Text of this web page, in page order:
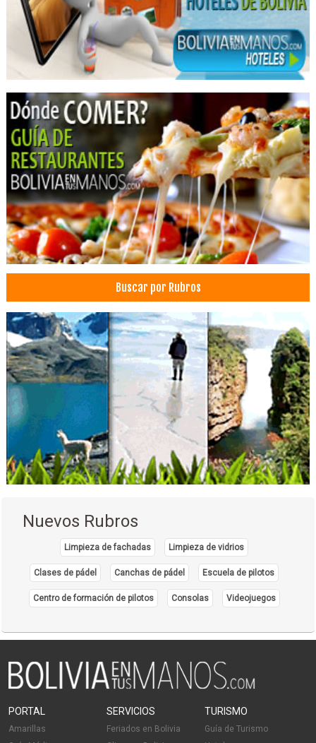
Empresas de Construcción
Construcciones
Construcción de Edificios
Construcción de Viviendas
Urbanizaciones
Constructoras
Alquiler de Casas, Oficinas, Departamentos
Inmobiliarias
Agencias de Viajes y Turismo
Operadora de Turismo
Operadores Turisticos
Turismo: Agencias de Viaje
Turismo
Transporte de Carga Nacional
Servicios de Distribución y Logística
Transporte Terrestre
Mudanzas
Embalajes
Encomiendas
Servicio de Carga y Transporte
Sandwiches
Sándwich de Chola
Sandwicherías
Empanadas
Pastelerías
Tortas
Almuerzo Ejecutivo
Flores
Herboristerías
Arreglos Florales
Decoraciones
Buscar por Rubros
Nuevos Rubros
Limpieza de fachadas Limpieza de vidrios
Clases de pádel Canchas de pádel Escuela de pilotos
Centro de formación de pilotos Consolas Videojuegos
PORTAL
Amarillas
SERVICIOS
Feriados en Bolivia
TURISMO
Guía de Turismo